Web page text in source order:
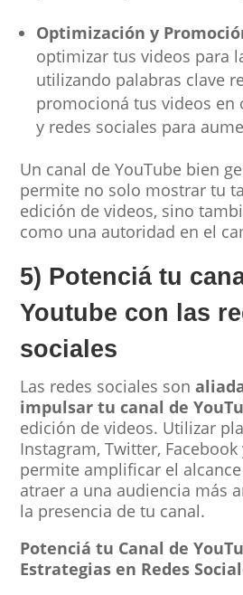
Optimización y
optimizar tus videos para
utilizando palabras clave
promocioná tus videos en
y redes sociales para
Un canal de YouTube bien
permite no solo mostrar tu
edición de videos, sino
como una autoridad en el
5) Potenciá tu
Youtube con las
sociales
Las redes sociales son
impulsar tu canal de
edición de videos. Utilizar
Instagram, Twitter,
permite amplificar el
atraer a una audiencia más
la presencia de tu canal.
Potenciá tu Canal de
Estrategias en Redes